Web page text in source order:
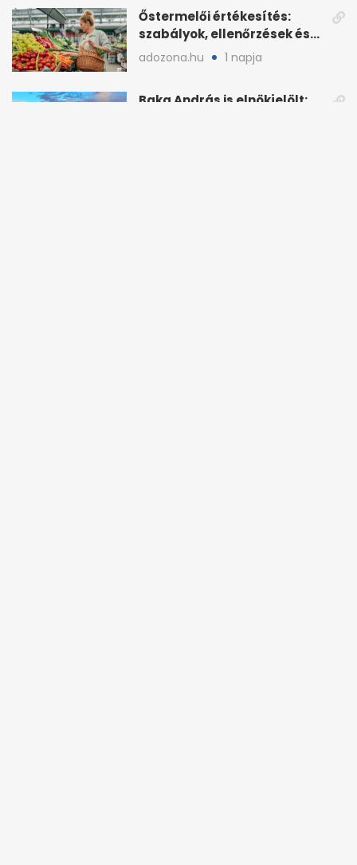
Őstermelői értékesítés:
szabályok, ellenőrzések és
bírságok a nyáron
adozona.hu 1 napja
Baka András is elnökjelölt: